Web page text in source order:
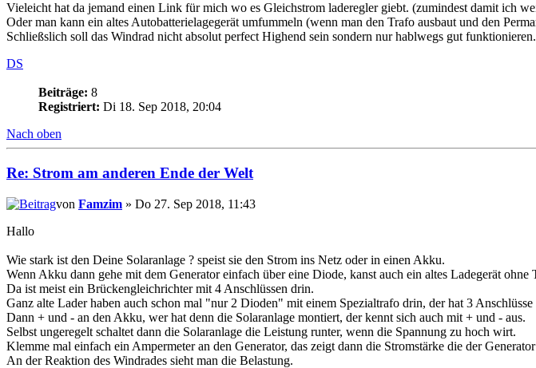
Vieleicht hat da jemand einen Link für mich wo es Gleichstrom laderegler giebt. (zumindest damit ich
Oder man kann ein altes Autobatterielagegerät umfummeln (wenn man den Trafo ausbaut und den
Schließslich soll das Windrad nicht absolut perfect Highend sein sondern nur hablwegs gut
DS
Beiträge: 8
Registriert: Di 18. Sep 2018, 20:04
Nach oben
Re: Strom am anderen Ende der Welt
von Famzim » Do 27. Sep 2018, 11:43
Hallo
Wie stark ist den Deine Solaranlage ? speist sie den Strom ins Netz oder in einen Akku.
Wenn Akku dann gehe mit dem Generator einfach über eine Diode, kanst auch ein altes Ladegerät ohne
Da ist meist ein Brückengleichrichter mit 4 Anschlüssen drin.
Ganz alte Lader haben auch schon mal "nur 2 Dioden" mit einem Spezialtrafo drin, der hat 3 Anschlüsse
Dann + und - an den Akku, wer hat denn die Solaranlage montiert, der kennt sich auch mit + und - aus.
Selbst ungeregelt schaltet dann die Solaranlage die Leistung runter, wenn die Spannung zu hoch wirt.
Klemme mal einfach ein Ampermeter an den Generator, das zeigt dann die Stromstärke die der
An der Reaktion des Windrades sieht man die Belastung.